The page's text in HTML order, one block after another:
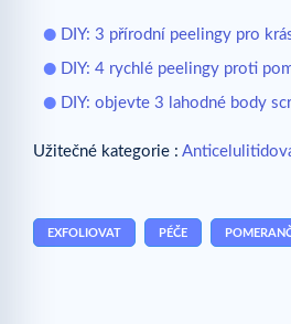
DIY: 3 přírodní peelingy pro
DIY: 4 rychlé peelingy proti
DIY: objevte 3 lahodné body
Užitečné kategorie :
EXFOLIOVAT PÉČE